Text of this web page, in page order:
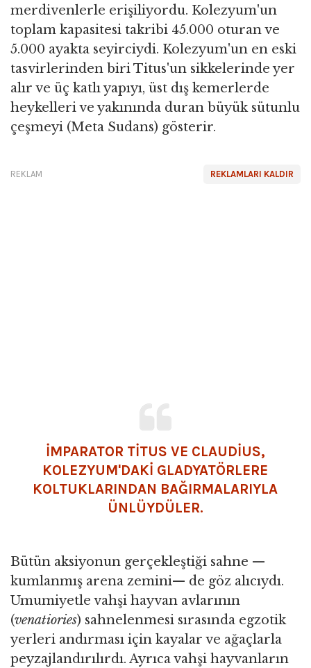
merdivenlerle erişiliyordu. Kolezyum'un
toplam kapasitesi takribi 45.000 oturan ve
5.000 ayakta seyirciydi. Kolezyum'un en eski
tasvirlerinden biri Titus'un sikkelerinde yer
alır ve üç katlı yapıyı, üst dış kemerlerde
heykelleri ve yakınında duran büyük sütunlu
çeşmeyi (Meta Sudans) gösterir.
REKLAMLARI KALDIR
REKLAM
İMPARATOR TİTUS VE CLAUDİUS,
KOLEZYUM'DAKİ GLADYATÖRLERE
KOLTUKLARINDAN BAĞIRMALARIYLA
ÜNLÜYDÜLER.
Bütün aksiyonun gerçekleştiği sahne —
kumlanmış arena zemini— de göz alıcıydı.
Umumiyetle vahşi hayvan avlarının
(venatiories) sahnelenmesi sırasında egzotik
yerleri andırması için kayalar ve ağaçlarla
peyzajlandırılırdı. Ayrıca vahşi hayvanların